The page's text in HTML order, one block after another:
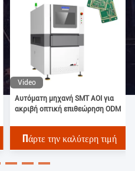
Video
Αυτόματη μηχανή SMT AOI για
ακριβή οπτική επιθεώρηση ODM
Πάρτε την καλύτερη τιμή